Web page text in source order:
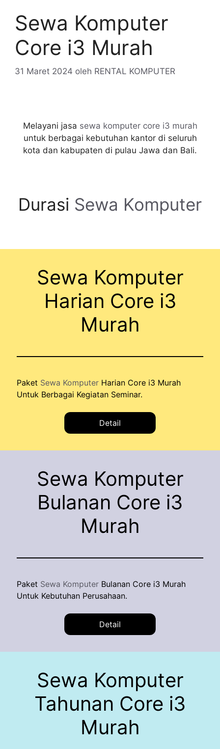
Sewa Komputer
Core i3 Murah
31 Maret 2024 oleh RENTAL KOMPUTER
Melayani jasa sewa komputer core i3 murah
untuk berbagai kebutuhan kantor di seluruh
kota dan kabupaten di pulau Jawa dan Bali.
Durasi Sewa Komputer
Sewa Komputer
Harian Core i3
Murah
Paket Sewa Komputer Harian Core i3 Murah
Untuk Berbagai Kegiatan Seminar.
Detail
Sewa Komputer
Bulanan Core i3
Murah
Paket Sewa Komputer Bulanan Core i3 Murah
Untuk Kebutuhan Perusahaan.
Detail
Sewa Komputer
Tahunan Core i3
Murah